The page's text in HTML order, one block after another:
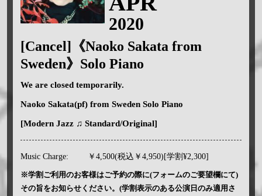
2020
[Cancel]《Naoko Sakata from
Sweden》Solo Piano
We are closed temporarily.
Naoko Sakata(pf) from Sweden Solo Piano
[Modern Jazz ♫ Standard/Original]
Music Charge: ￥4,500(税込￥4,950)[学割¥2,300]
※学割ご利用のお客様はご予約の際に(フォームのご要望欄にて)
その旨をお知らせください。(学割表示のある公演日のみ適用さ